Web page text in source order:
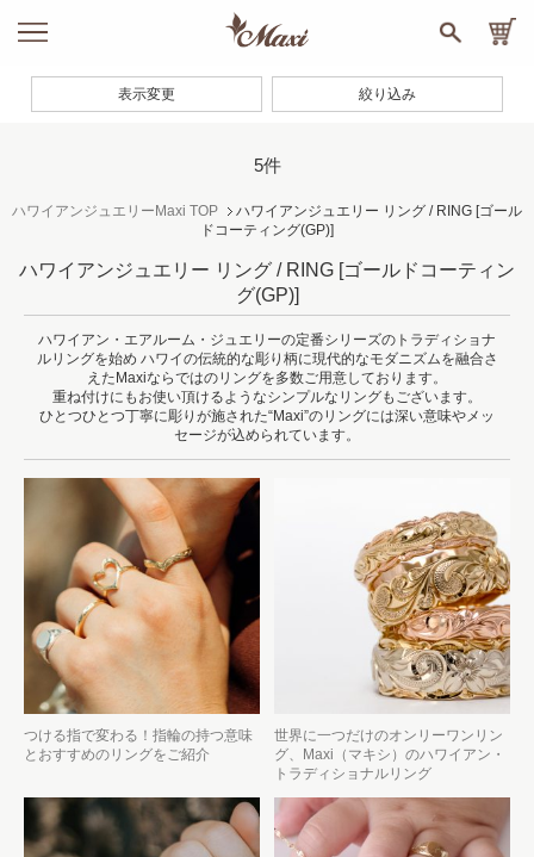
5件
ハワイアンジュエリーMaxi TOP ハワイアンジュエリー リング / RING [ゴール
ドコーティング(GP)]
ハワイアンジュエリー リング / RING [ゴールドコーティン
グ(GP)]
ハワイアン・エアルーム・ジュエリーの定番シリーズのトラディショナ
ルリングを始め ハワイの伝統的な彫り柄に現代的なモダニズムを融合さ
えたMaxiならではのリングを多数ご用意しております。
重ね付けにもお使い頂けるようなシンプルなリングもございます。
ひとつひとつ丁寧に彫りが施された“Maxi”のリングには深い意味やメッ
セージが込められています。
つける指で変わる！指輪の持つ意味
とおすすめのリングをご紹介
世界に一つだけのオンリーワンリン
グ、Maxi（マキシ）のハワイアン・
トラディショナルリング
表示変更 絞り込み